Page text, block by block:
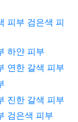
피부 검은색 피
하얀 피부
연한 갈색 피부
진한 갈색 피부
검은색 피부